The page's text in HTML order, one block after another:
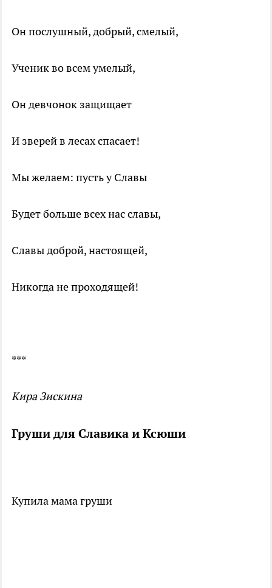
Он послушный, добрый, смелый,
Ученик во всем умелый,
Он девчонок защищает
И зверей в лесах спасает!
Мы желаем: пусть у Славы
Будет больше всех нас славы,
Славы доброй, настоящей,
Никогда не проходящей!
***
Кира Зискина
Груши для Славика и Ксюши
Купила мама груши